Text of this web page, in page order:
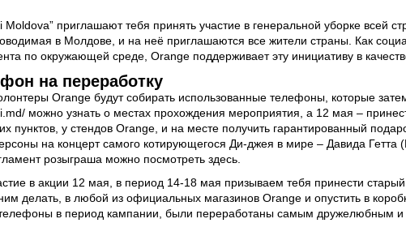
приглашают тебя принять участие в генеральной уборке всей
в Молдове, и на неё приглашаются все жители страны. Как
по окружающей среде, Orange поддерживает эту инициативу в
на переработку
Orange будут собирать использованные телефоны, которые
можно узнать о местах прохождения мероприятия, а 12 мая –
пунктов, у стендов Orange, и на месте получить гарантированный
на концерт самого котирующегося Ди-джея в мире – Давида Гетта
розыграша можно посмотреть здесь
в акции 12 мая, в период 14-18 мая призываем тебя принести
делать, в любой из официальных магазинов Orange и опустить в
телефоны в период кампании, были переработаны самым дружелюбным